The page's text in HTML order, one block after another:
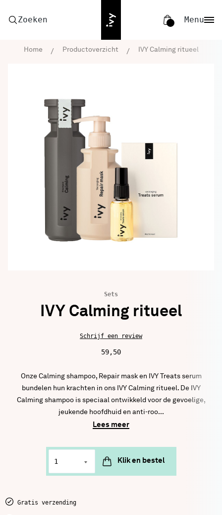
Zoeken Menu
IVY Head Spa
Over IVY
Account
IVY Hair Care box
79
IVY Curl Set
IVY Repair set
IVY CG-friendly set
Professioneel
Verduurzaam je badkamer met IVY
Hoe blijft gekleurd haar langer mooi?
Mooi, Professioneel
Meer volume in je haar
15 February
Mooi, Professioneel
29 December
Home Productoverzicht IVY Calming ritueel
Sets
IVY Calming ritueel
Schrijf een review
59,50
Onze Calming shampoo, Repair mask en IVY Treats serum
bundelen hun krachten in ons IVY Calming ritueel. De IVY
Calming shampoo is speciaal ontwikkeld voor de gevoelige,
jeukende hoofdhuid en anti-roo...
Lees meer
Klik en bestel
Gratis verzending